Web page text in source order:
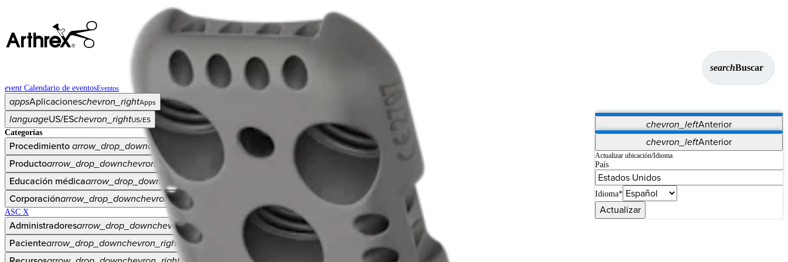
searchBuscar
event Calendario de eventosEventos
appsAplicacioneschevron_rightApps
chevron_leftAnterior
Vet Systems OrthoPedia Patient
Supplier Portal
Synergy Imaging & Resection
languageUS/ESchevron_rightUS/ES
chevron_leftAnterior
Actualizar ubicación/Idioma
País
Idioma*
Actualizar
Categorías
Procedimientoarrow_drop_downchevron_right
Productoarrow_drop_downchevron_right
Educación médicaarrow_drop_downchevron_right
Corporaciónarrow_drop_downchevron_right
ASC X
Administradoresarrow_drop_downchevron_right
Pacientearrow_drop_downchevron_right